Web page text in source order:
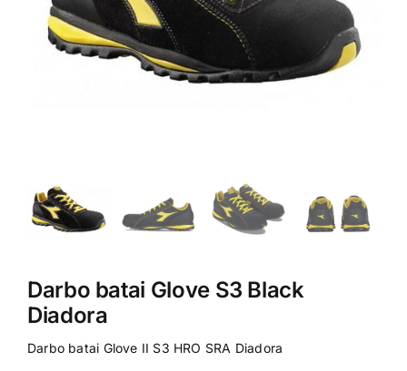
Kontaktai
Darbo batai Glove S3 Black
Diadora
Darbo batai Glove II S3 HRO SRA Diadora